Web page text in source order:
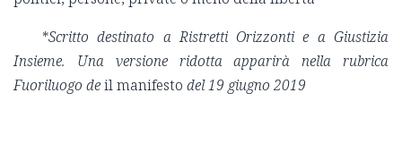
*Scritto destinato a Ristretti Orizzonti e a Giustizia
Insieme. Una versione ridotta apparirà nella rubrica
Fuoriluogo deil manifesto del 19 giugno 2019